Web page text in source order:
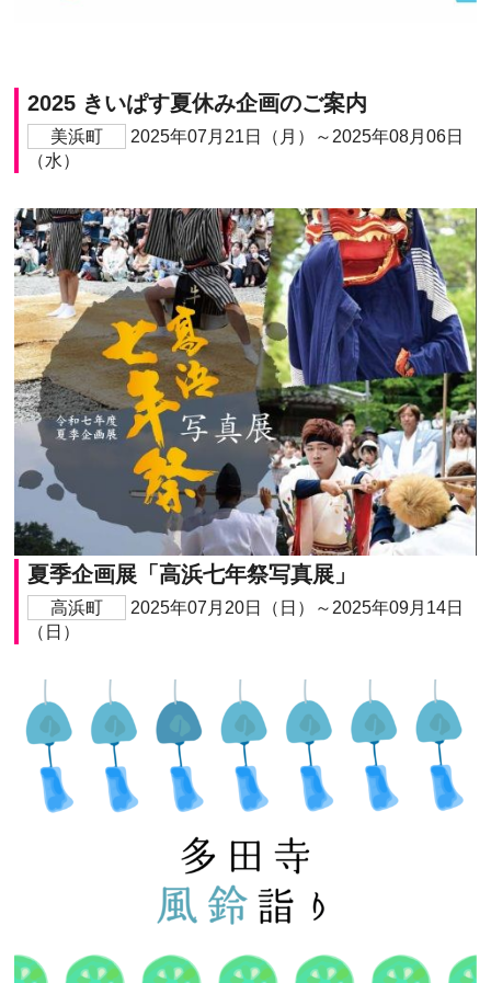
2025 きいぱす夏休み企画のご案内
美浜町
2025年07月21日（月）～2025年08月06日
（水）
夏季企画展「高浜七年祭写真展」
高浜町
2025年07月20日（日）～2025年09月14日
（日）